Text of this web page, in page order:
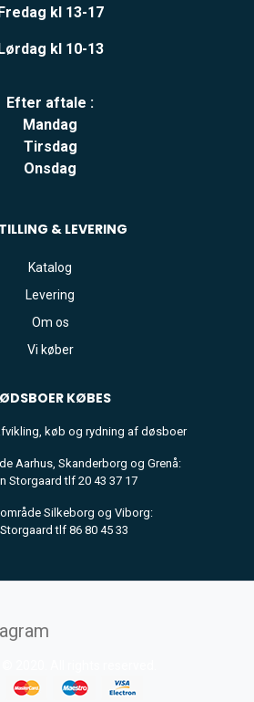
kl 13-17
kl 10-13
Efter aftale :
Mandag
Tirsdag
Onsdag
& LEVERING
Katalog
Levering
Om os
Vi køber
KØBES
køb og rydning af døsboer
Aarhus, Skanderborg og Grenå:
Storgaard tlf 20 43 37 17
Silkeborg og Viborg:
tlf 86 80 45 33